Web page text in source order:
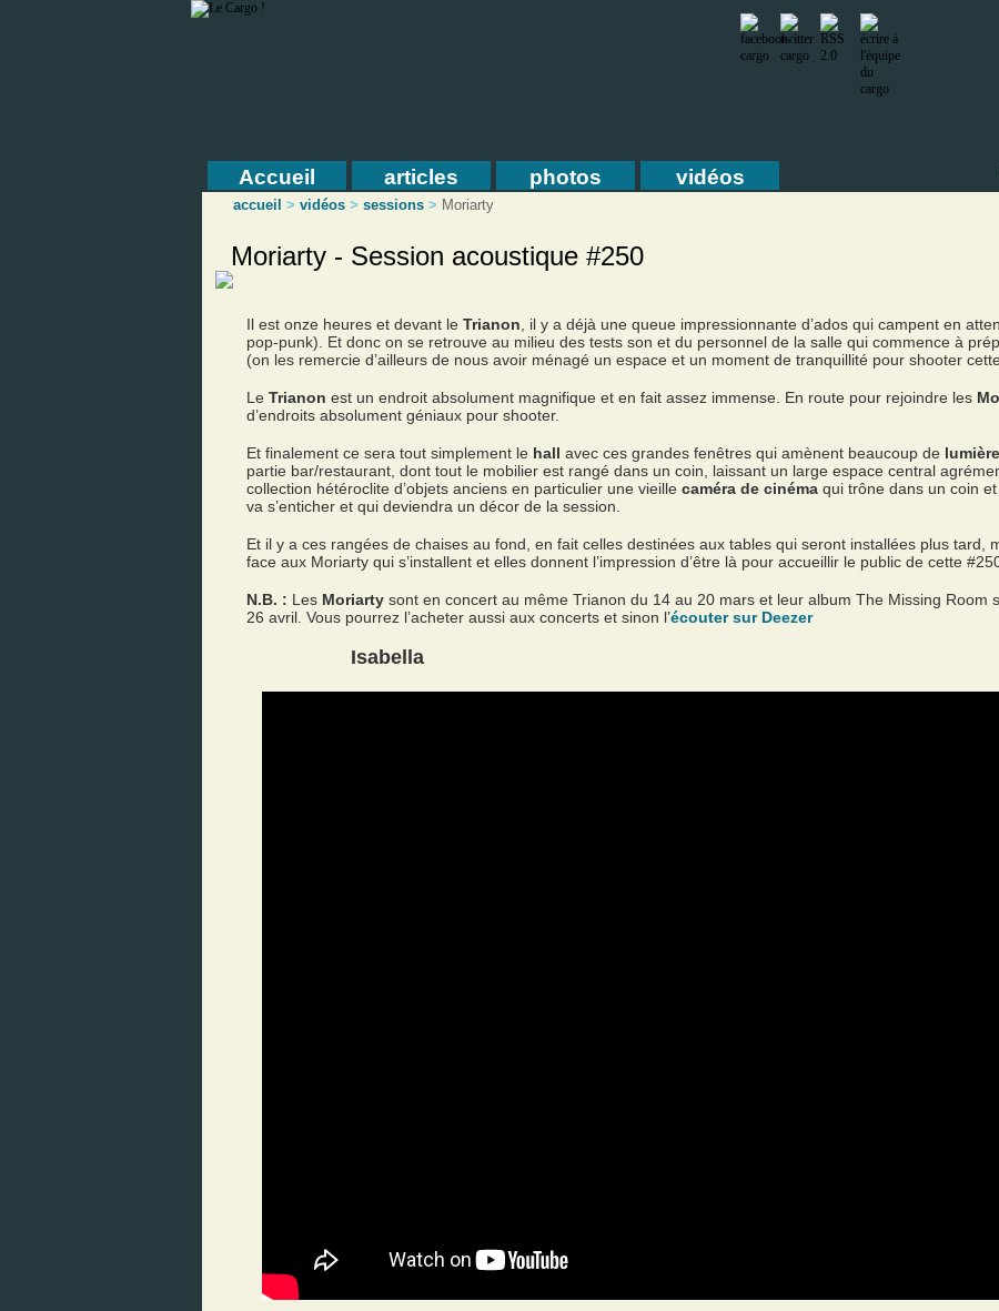
Accueil articles photos vidéos
accueil > vidéos > sessions > Moriarty
Moriarty - Session acoustique #250
Il est onze heures et devant le Trianon , il y a déjà une queue impressionnante d’ados qui campent en
pop-punk). Et donc on se retrouve au milieu des tests son et du personnel de la salle qui commence à
(on les remercie d’ailleurs de nous avoir ménagé un espace et un moment de tranquillité pour shooter
Le Trianon est un endroit absolument magnifique et en fait assez immense. En route pour rejoindre les
d’endroits absolument géniaux pour shooter.
Et finalement ce sera tout simplement le hall avec ces grandes fenêtres qui amènent beaucoup de
partie bar/restaurant, dont tout le mobilier est rangé dans un coin, laissant un large espace central
collection hétéroclite d’objets anciens en particulier une vieille caméra de cinéma qui trône dans un coin
va s’enticher et qui deviendra un décor de la session.
Et il y a ces rangées de chaises au fond, en fait celles destinées aux tables qui seront installées plus tard,
face aux Moriarty qui s’installent et elles donnent l’impression d’être là pour accueillir le public de cette
N.B. : Les Moriarty sont en concert au même Trianon du 14 au 20 mars et leur album The Missing Room
26 avril. Vous pourrez l’acheter aussi aux concerts et sinon l’écouter sur Deezer
Isabella